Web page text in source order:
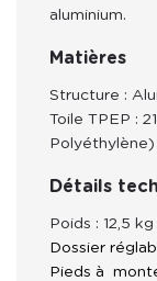
aluminium.
Matières
Structure :
Toile TPEP :
Polyéthylène)
Détails
Poids : 12,5 kg
Dossier
Pieds à